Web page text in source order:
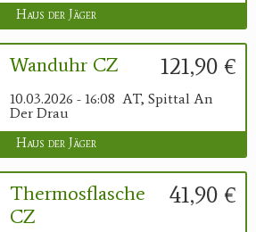
Haus der Jäger
121,90 €
Wanduhr CZ
10.03.2026 - 16:08 AT, Spittal An
Der Drau
Haus der Jäger
41,90 €
Thermosflasche
CZ